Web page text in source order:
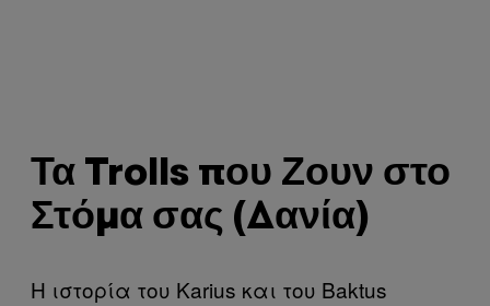
Τα Trolls που Ζουν στο
Στόμα σας (Δανία)
Η ιστορία του Karius και του Baktus